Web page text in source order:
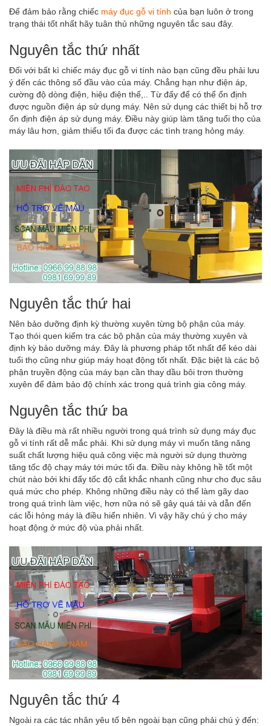
Để đảm bảo rằng chiếc máy đục gỗ vi tính của bạn luôn ở trong
trạng thái tốt nhất hãy tuân thủ những nguyên tắc sau đây.
Nguyên tắc thứ nhất
Đối với bất kì chiếc máy đục gỗ vi tính nào bạn cũng đều phải lưu
ý đến các thông số đầu vào của máy. Chẳng hạn như điện áp,
cường độ dòng điện, hiệu điện thế,.. Từ đấy để có thể ổn định
được nguồn điện áp sử dụng máy. Nên sử dụng các thiết bị hỗ trợ
ổn định điện áp sử dụng máy. Điều này giúp làm tăng tuổi thọ của
máy lâu hơn, giảm thiểu tối đa được các tình trạng hỏng máy.
Nguyên tắc thứ hai
Nên bảo dưỡng định kỳ thường xuyên từng bộ phận của máy.
Tạo thói quen kiểm tra các bộ phận của máy thường xuyên và
định kỳ bảo dưỡng máy. Đây là phương pháp tốt nhất để kéo dài
tuổi thọ cũng như giúp máy hoạt động tốt nhất. Đặc biệt là các bộ
phận truyền động của máy bạn cần thay dầu bôi trơn thường
xuyên để đảm bảo độ chính xác trong quá trình gia công máy.
Nguyên tắc thứ ba
Đây là điều mà rất nhiều người trong quá trình sử dụng máy đục
gỗ vi tính rất dễ mắc phải. Khi sử dụng máy vì muốn tăng năng
suất chất lượng hiệu quả công việc mà người sử dụng thường
tăng tốc độ chạy máy tới mức tối đa. Điều này không hề tốt một
chút nào bởi khi đẩy tốc độ cắt khắc nhanh cũng như cho đục sâu
quá mức cho phép. Không những điều này có thể làm gãy dao
trong quá trình làm việc, hơn nữa nó sẽ gây quá tải và dẫn đến
các lỗi hỏng máy là điều hiển nhiên. Vì vậy hãy chú ý cho máy
hoạt động ở mức độ vùa phải nhất.
Nguyên tắc thứ 4
Ngoài ra các tác nhân yêu tố bên ngoài bạn cũng phải chú ý đến: